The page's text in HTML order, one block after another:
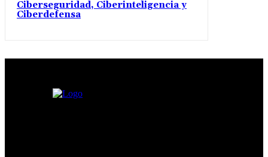
Ciberseguridad, Ciberinteligencia y
Ciberdefensa